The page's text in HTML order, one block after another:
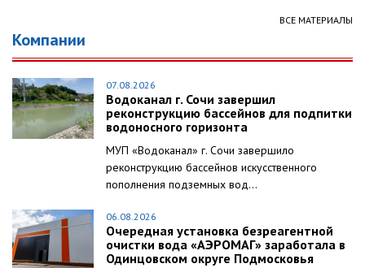
ВСЕ МАТЕРИАЛЫ
Компании
07.08.2026
Водоканал г. Сочи завершил
реконструкцию бассейнов для подпитки
водоносного горизонта
МУП «Водоканал» г. Сочи завершило
реконструкцию бассейнов искусственного
пополнения подземных вод...
06.08.2026
Очередная установка безреагентной
очистки вода «АЭРОМАГ» заработала в
Одинцовском округе Подмосковья